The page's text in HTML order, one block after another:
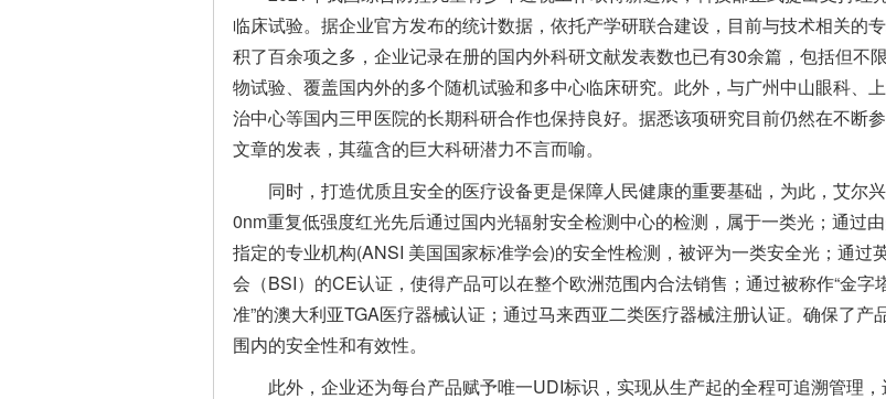
临床试验。据企业官方发布的统计数据，依托产学研联合建设，目前与技术相关的
积了百余项之多，企业记录在册的国内外科研文献发表数也已有30余篇，包括但不
物试验、覆盖国内外的多个随机试验和多中心临床研究。此外，与广州中山眼科、
治中心等国内三甲医院的长期科研合作也保持良好。据悉该项研究目前仍然在不断
文章的发表，其蕴含的巨大科研潜力不言而喻。
同时，打造优质且安全的医疗设备更是保障人民健康的重要基础，为此，艾尔
0nm重复低强度红光先后通过国内光辐射安全检测中心的检测，属于一类光；通过
指定的专业机构(ANSI 美国国家标准学会)的安全性检测，被评为一类安全光；通过
会（BSI）的CE认证，使得产品可以在整个欧洲范围内合法销售；通过被称作“金字
准”的澳大利亚TGA医疗器械认证；通过马来西亚二类医疗器械注册认证。确保了产
围内的安全性和有效性。
此外，企业还为每台产品赋予唯一UDI标识，实现从生产起的全程可追溯管理